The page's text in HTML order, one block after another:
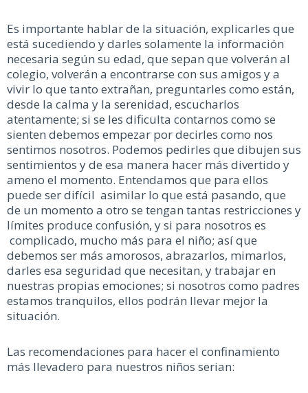
Es importante hablar de la situación, explicarles que
está sucediendo y darles solamente la información
necesaria según su edad, que sepan que volverán al
colegio, volverán a encontrarse con sus amigos y a
vivir lo que tanto extrañan, preguntarles como están,
desde la calma y la serenidad, escucharlos
atentamente; si se les dificulta contarnos como se
sienten debemos empezar por decirles como nos
sentimos nosotros. Podemos pedirles que dibujen sus
sentimientos y de esa manera hacer más divertido y
ameno el momento. Entendamos que para ellos
puede ser difícil asimilar lo que está pasando, que
de un momento a otro se tengan tantas restricciones y
límites produce confusión, y si para nosotros es
complicado, mucho más para el niño; así que
debemos ser más amorosos, abrazarlos, mimarlos,
darles esa seguridad que necesitan, y trabajar en
nuestras propias emociones; si nosotros como padres
estamos tranquilos, ellos podrán llevar mejor la
situación.
Las recomendaciones para hacer el confinamiento
más llevadero para nuestros niños serian: